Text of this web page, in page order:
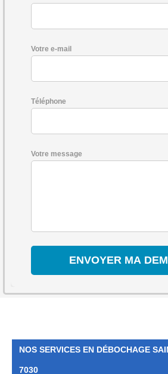
Votre e-mail
Téléphone
Votre message
NOS SERVICES EN DÉBOCHAGE
7030